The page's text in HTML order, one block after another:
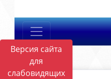
Версия сайта
для
слабовидящих